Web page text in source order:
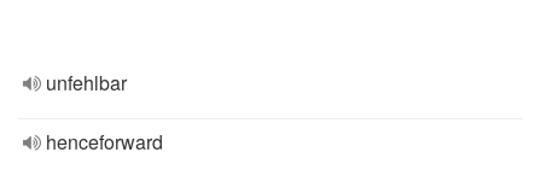
unfehlbar
henceforward